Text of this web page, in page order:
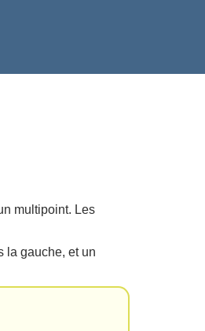
multipoint. Les
la gauche, et un